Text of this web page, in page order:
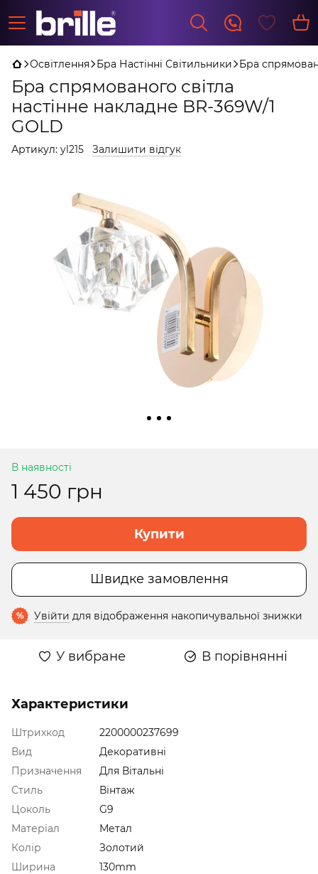
Освітлення Бра Настінні Світильники Бра
Бра спрямованого світла
настінне накладне BR-369W/1
GOLD
Артикул: yl215 Залишити відгук
В наявності
1 450 грн
Купити
Швидке замовлення
% Увійти для відображення накопичувальної знижки
У вибране В порівнянні
Характеристики
Штрихкод
2200000237699
Вид
Декоративні
Призначення
Для Вітальні
Стиль
Вінтаж
Цоколь
G9
Матеріал
Метал
Колір
Золотий
Ширина
130mm